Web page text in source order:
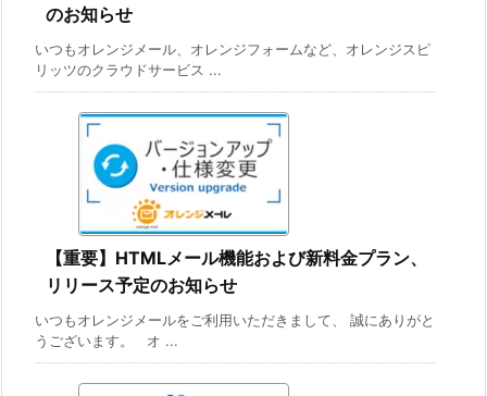
のお知らせ
いつもオレンジメール、オレンジフォームなど、オレンジスピ
リッツのクラウドサービス ...
【重要】HTMLメール機能および新料金プラン、
リリース予定のお知らせ
いつもオレンジメールをご利用いただきまして、 誠にありがと
うございます。 オ ...